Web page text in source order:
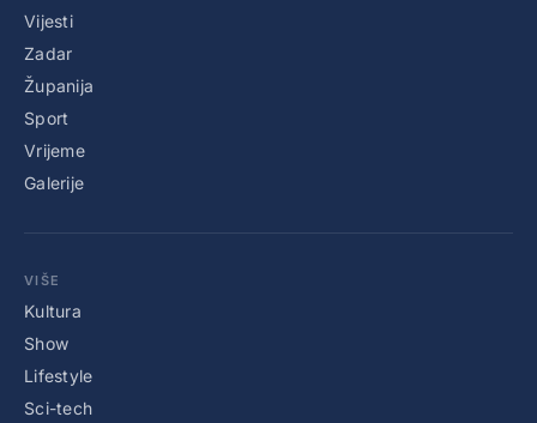
Vijesti
Zadar
Županija
Sport
Vrijeme
Galerije
VIŠE
Kultura
Show
Lifestyle
Sci-tech